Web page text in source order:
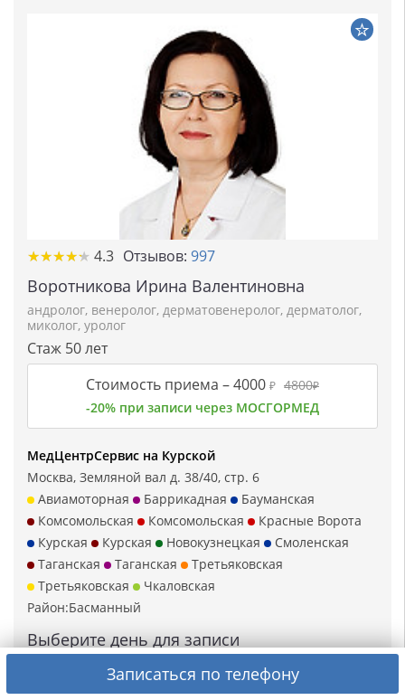
★★★★★
★★★★★ 4.3 Отзывов: 997
Воротникова Ирина Валентиновна
андролог, венеролог, дерматовенеролог, дерматолог,
миколог, уролог
Стаж 50 лет
Стоимость приема –4000 ₽ 4800₽
-20% при записи через МОСГОРМЕД
МедЦентрСервис на Курской
Москва, Земляной вал д. 38/40, стр. 6
Авиамоторная
Баррикадная
Бауманская
Комсомольская
Комсомольская
Красные Ворота
Курская
Курская Новокузнецкая
Смоленская
Таганская
Таганская
Третьяковская
Третьяковская
Чкаловская
Район:Басманный
Выберите день для записи
Пн, 10 авг Вт, 11 авг Чт, 13 авг
Записаться по телефону